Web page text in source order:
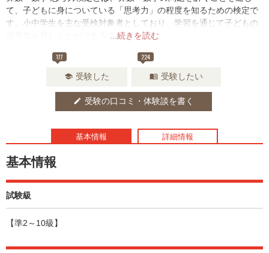
...続きを読む
て、子どもに身についている「思考力」の程度を知るための検定で
す。小中学生を主な受検対象者としており、学習を通じて子どもの
思考力を育むことができるでしょう。
177
school 受験した
224
menu_book 受験したい
edit 受験の口コミ・体験談を書く
基本情報 詳細情報
基本情報
試験級
【準2～10級】